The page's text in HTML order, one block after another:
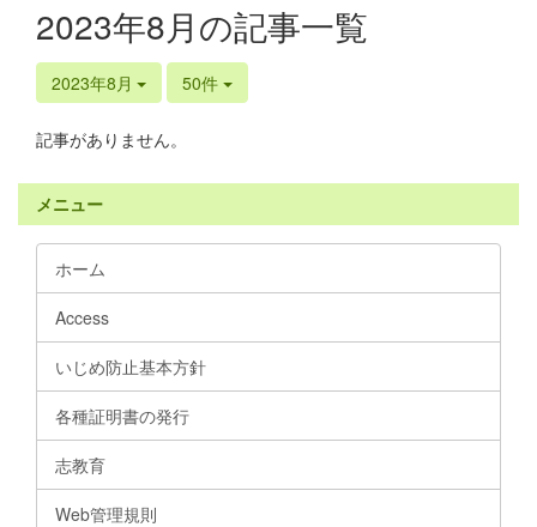
2023年8月の記事一覧
2023年8月 50件
記事がありません。
メニュー
ホーム
Access
いじめ防止基本方針
各種証明書の発行
志教育
Web管理規則